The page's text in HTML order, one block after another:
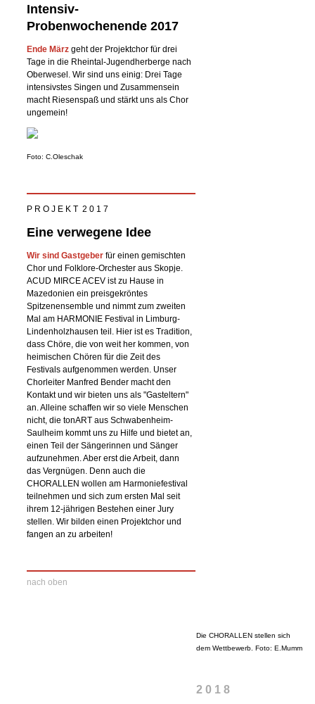
Intensiv-
Probenwochenende 2017
Ende März geht der Projektchor für drei
Tage in die Rheintal-Jugendherberge nach
Oberwesel. Wir sind uns einig: Drei Tage
intensivstes Singen und Zusammensein
macht Riesenspaß und stärkt uns als Chor
ungemein!
Foto: C.Oleschak
P R O J E K T 2 0 1 7
Eine verwegene Idee
Wir sind Gastgeber für einen gemischten
Chor und Folklore-Orchester aus Skopje.
ACUD MIRCE ACEV ist zu Hause in
Mazedonien ein preisgekröntes
Spitzenensemble und nimmt zum zweiten
Mal am HARMONIE Festival in Limburg-
Lindenholzhausen teil. Hier ist es Tradition,
dass Chöre, die von weit her kommen, von
heimischen Chören für die Zeit des
Festivals aufgenommen werden. Unser
Chorleiter Manfred Bender macht den
Kontakt und wir bieten uns als "Gasteltern"
an. Alleine schaffen wir so viele Menschen
nicht, die tonART aus Schwabenheim-
Saulheim kommt uns zu Hilfe und bietet an,
einen Teil der Sängerinnen und Sänger
aufzunehmen. Aber erst die Arbeit, dann
das Vergnügen. Denn auch die
CHORALLEN wollen am Harmoniefestival
teilnehmen und sich zum ersten Mal seit
ihrem 12-jährigen Bestehen einer Jury
stellen. Wir bilden einen Projektchor und
fangen an zu arbeiten!
nach oben
Die CHORALLEN stellen sich
dem Wettbewerb. Foto: E.Mumm
2 0 1 8